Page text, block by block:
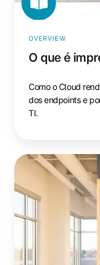
OVERVIEW
O que é
Como o Cloud
dos endpoints e
TI.
O
é
impressão
sem